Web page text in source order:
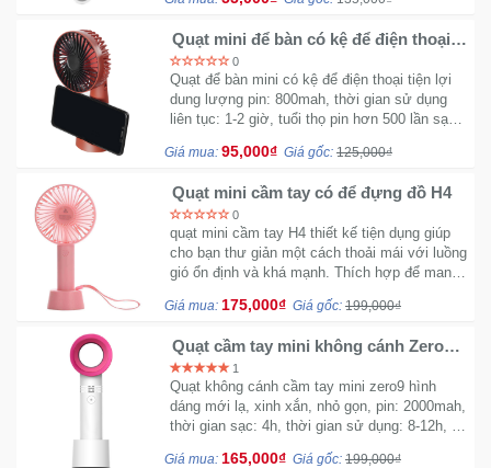
chơi
Quạt mini để bàn có kệ để điện thoại
H2
0
Quạt để bàn mini có kệ để điện thoại tiện lợi
dung lượng pin: 800mah, thời gian sử dụng
liên tục: 1-2 giờ, tuổi thọ pin hơn 500 lần sạc,
Giá mua: 95,000₫ Giá gốc: 125,000₫
Quạt mini cầm tay có để đựng đồ H4
0
quạt mini cầm tay H4 thiết kế tiện dụng giúp
cho bạn thư giản một cách thoải mái với luồng
gió ổn định và khá mạnh. Thích hợp để mang
Kiểu dáng nhỏ gọn, có thể để trong balo, túi
Giá mua: 175,000₫ Giá gốc: 199,000₫
Quạt cầm tay mini không cánh Zero9
tròn
1
Quạt không cánh cầm tay mini zero9 hình
dáng mới lạ, xinh xắn, nhỏ gọn, pin: 2000mah,
thời gian sạc: 4h, thời gian sử dụng: 8-12h, sử
Giá mua: 165,000₫ Giá gốc: 199,000₫